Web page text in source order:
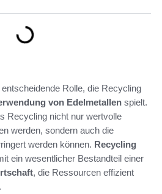
Rolle, die Recycling
von Edelmetallen spielt.
Recycling nicht nur wertvolle
werden, sondern auch die
werden können. Recycling
ein wesentlicher Bestandteil einer
, die Ressourcen effizient